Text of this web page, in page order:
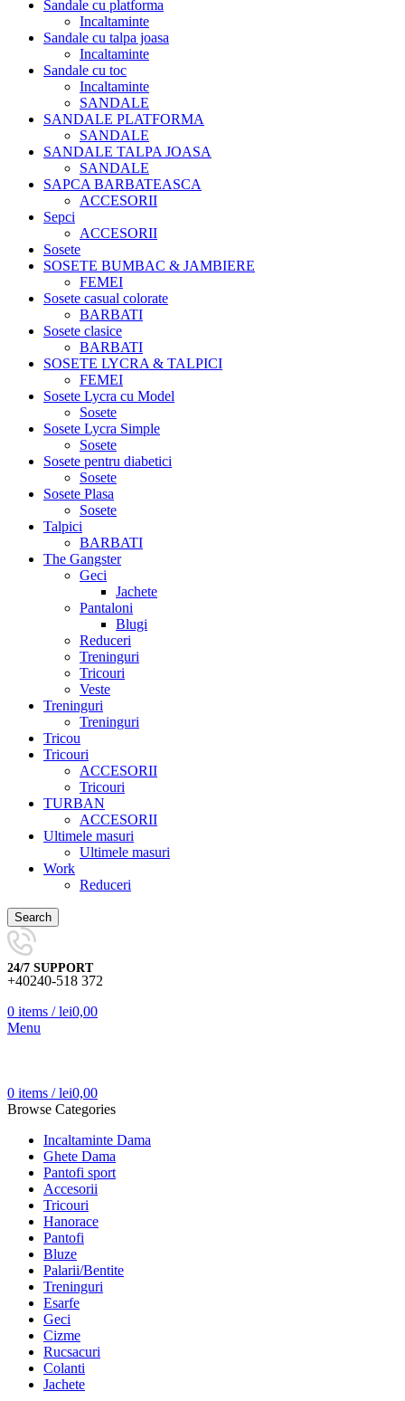
Sandale cu platforma
Incaltaminte
Sandale cu talpa joasa
Incaltaminte
Sandale cu toc
Incaltaminte
SANDALE
SANDALE PLATFORMA
SANDALE
SANDALE TALPA JOASA
SANDALE
SAPCA BARBATEASCA
ACCESORII
Sepci
ACCESORII
Sosete
SOSETE BUMBAC & JAMBIERE
FEMEI
Sosete casual colorate
BARBATI
Sosete clasice
BARBATI
SOSETE LYCRA & TALPICI
FEMEI
Sosete Lycra cu Model
Sosete
Sosete Lycra Simple
Sosete
Sosete pentru diabetici
Sosete
Sosete Plasa
Sosete
Talpici
BARBATI
The Gangster
Geci
Jachete
Pantaloni
Blugi
Reduceri
Treninguri
Tricouri
Veste
Treninguri
Treninguri
Tricou
Tricouri
ACCESORII
Tricouri
TURBAN
ACCESORII
Ultimele masuri
Ultimele masuri
Work
Reduceri
Search
24/7 SUPPORT
+40240-518 372
0 items / lei0,00
Menu
0 items / lei0,00
Browse Categories
Incaltaminte Dama
Ghete Dama
Pantofi sport
Accesorii
Tricouri
Hanorace
Pantofi
Bluze
Palarii/Bentite
Treninguri
Esarfe
Geci
Cizme
Rucsacuri
Colanti
Jachete